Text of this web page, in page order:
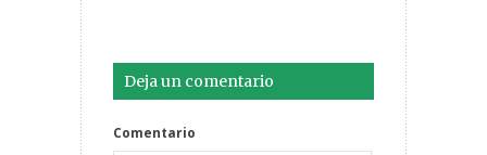
Deja un comentario
Comentario